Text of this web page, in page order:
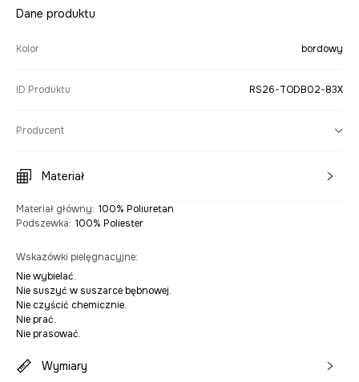
Dane produktu
Kolor bordowy
ID Produktu RS26-TODB02-83X
Producent
Materiał
Materiał główny: 100% Poliuretan
Podszewka: 100% Poliester
Wskazówki pielęgnacyjne:
Nie wybielać.
Nie suszyć w suszarce bębnowej.
Nie czyścić chemicznie.
Nie prać.
Nie prasować.
Wymiary